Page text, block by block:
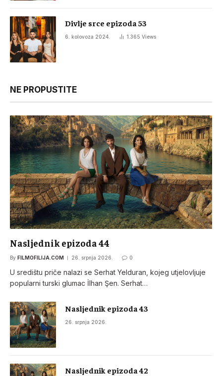
Divlje srce epizoda 53
6. kolovoza 2024. 1.365 Views
NE PROPUSTITE
Nasljednik epizoda 44
By FILMOFILIJA.COM 26. srpnja 2026. 0
U središtu priče nalazi se Serhat Yelduran, kojeg utjelovljuje
popularni turski glumac İlhan Şen. Serhat…
Nasljednik epizoda 43
26. srpnja 2026.
Nasljednik epizoda 42